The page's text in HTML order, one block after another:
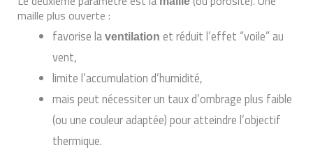
maille plus ouverte :
favorise la ventilation et réduit l’effet “voile” au
vent,
limite l’accumulation d’humidité,
mais peut nécessiter un taux d’ombrage plus faible
(ou une couleur adaptée) pour atteindre l’objectif
thermique.